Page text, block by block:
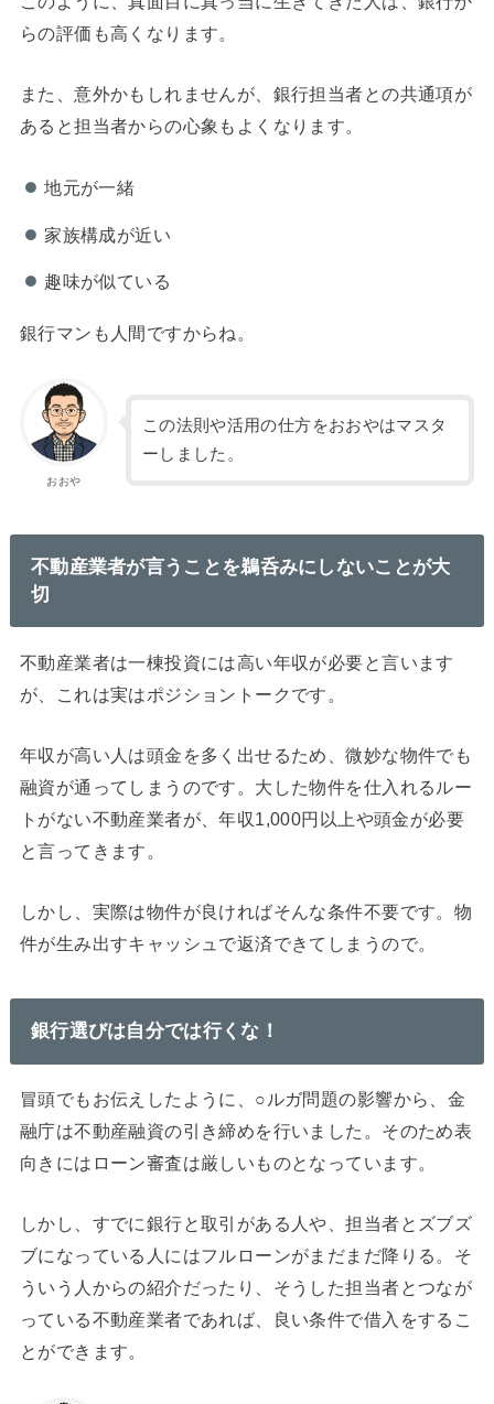
らの評価も高くなります。
また、意外かもしれませんが、銀行担当者との共通項が
あると担当者からの心象もよくなります。
地元が一緒
家族構成が近い
趣味が似ている
銀行マンも人間ですからね。
おおや
この法則や活用の仕方をおおやはマスタ
ーしました。
不動産業者が言うことを鵜呑みにしないことが大
切
不動産業者は一棟投資には高い年収が必要と言います
が、これは実はポジショントークです。
年収が高い人は頭金を多く出せるため、微妙な物件でも
融資が通ってしまうのです。大した物件を仕入れるルー
トがない不動産業者が、年収1,000円以上や頭金が必要
と言ってきます。
しかし、実際は物件が良ければそんな条件不要です。物
件が生み出すキャッシュで返済できてしまうので。
銀行選びは自分では行くな！
冒頭でもお伝えしたように、○ルガ問題の影響から、金
融庁は不動産融資の引き締めを行いました。そのため表
向きにはローン審査は厳しいものとなっています。
しかし、すでに銀行と取引がある人や、担当者とズブズ
ブになっている人にはフルローンがまだまだ降りる。そ
ういう人からの紹介だったり、そうした担当者とつなが
っている不動産業者であれば、良い条件で借入をするこ
とができます。